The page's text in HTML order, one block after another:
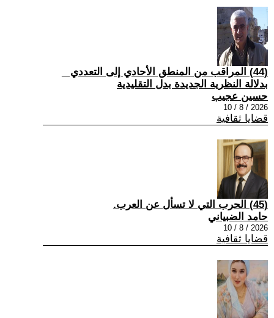
(44) المراقب من المنطق الأحادي إلى التعددي _
بدلالة النظرية الجديدة بدل التقليدية
حسين عجيب
2026 / 8 / 10
قضايا ثقافية
(45) الحرب التي لا تسأل عن العرب.
حامد الضبياني
2026 / 8 / 10
قضايا ثقافية